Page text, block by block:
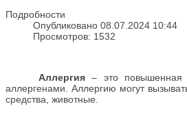
Подробности
Опубликовано 08.07.2024 10:44
Просмотров: 1532
Аллергия– это повышенная
аллергенами. Аллергию могут
средства, животные.